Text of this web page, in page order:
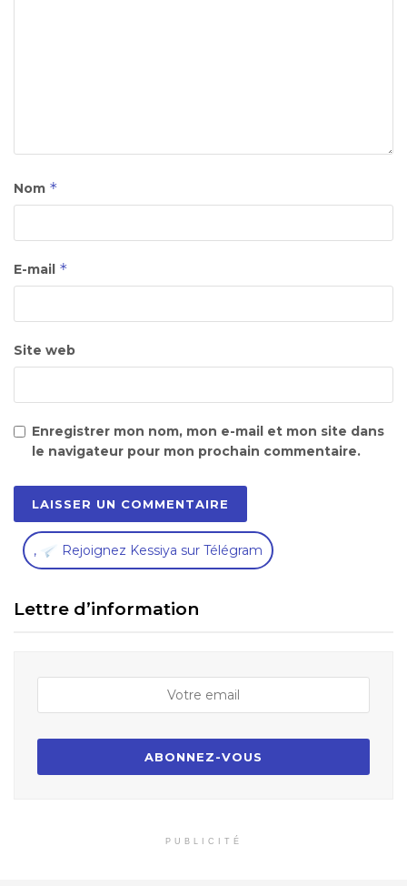
Nom *
E-mail *
Site web
Enregistrer mon nom, mon e-mail et mon site dans
le navigateur pour mon prochain commentaire.
, Rejoignez Kessiya sur Télégram
Lettre d’information
PUBLICITÉ